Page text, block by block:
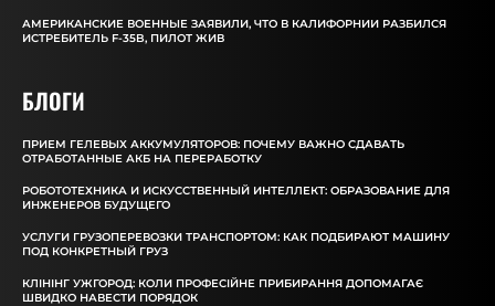
АМЕРИКАНСКИЕ ВОЕННЫЕ ЗАЯВИЛИ, ЧТО В КАЛИФОРНИИ РАЗБИЛСЯ
ИСТРЕБИТЕЛЬ F-35B, ПИЛОТ ЖИВ
БЛОГИ
ПРИЕМ ГЕЛЕВЫХ АККУМУЛЯТОРОВ: ПОЧЕМУ ВАЖНО СДАВАТЬ
ОТРАБОТАННЫЕ АКБ НА ПЕРЕРАБОТКУ
РОБОТОТЕХНИКА И ИСКУССТВЕННЫЙ ИНТЕЛЛЕКТ: ОБРАЗОВАНИЕ ДЛЯ
ИНЖЕНЕРОВ БУДУЩЕГО
УСЛУГИ ГРУЗОПЕРЕВОЗКИ ТРАНСПОРТОМ: КАК ПОДБИРАЮТ МАШИНУ
ПОД КОНКРЕТНЫЙ ГРУЗ
КЛІНІНГ УЖГОРОД: КОЛИ ПРОФЕСІЙНЕ ПРИБИРАННЯ ДОПОМАГАЄ
ШВИДКО НАВЕСТИ ПОРЯДОК